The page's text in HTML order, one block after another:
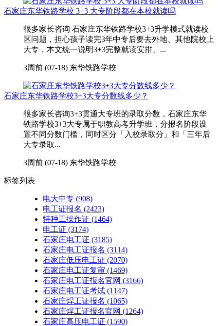
石家庄东华铁路学校 3+3 大专阶段都在本校就读吗
很多家长咨询 石家庄东华铁路学校3+3升学模式就读校
区问题，担心孩子读完3年中专后要去外地、其他院校上
大专，本文统一说明3+3完整就读安排、...
3周前 (07-18) 东华铁路学校
石家庄东华铁路学校3+3大专分数线多少？
很多家长咨询3+3贯通大专班的录取分数，石家庄东华
铁路学校3+3大专属于职教高考升学班，分报名阶段设
置不同分数门槛，同时区分「入校录取分」和「三年后
大专录取...
3周前 (07-18) 东华铁路学校
标签列表
电大中专 (908)
电工证报名 (2423)
特种工操作证 (1464)
电工证 (3174)
石家庄电工证 (3185)
石家庄电工证报名 (3114)
石家庄低压电工证 (2070)
石家庄电工证复审 (1469)
石家庄电工证报名官网 (3166)
石家庄电工证考试 (1147)
石家庄焊工证报名 (1065)
石家庄焊工证报名官网 (1264)
石家庄高压电工证 (1590)